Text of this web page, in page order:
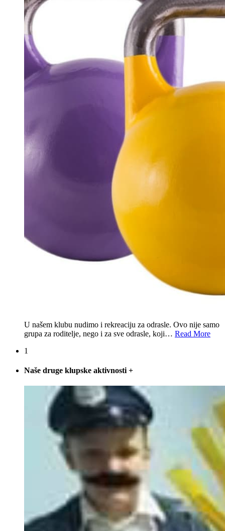
U našem klubu nudimo i rekreaciju za odrasle. Ovo nije samo
grupa za roditelje, nego i za sve odrasle, koji… Read More
1
Naše druge klupske aktivnosti +